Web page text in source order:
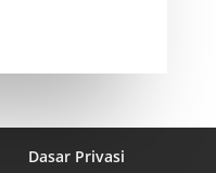
Dasar Privasi